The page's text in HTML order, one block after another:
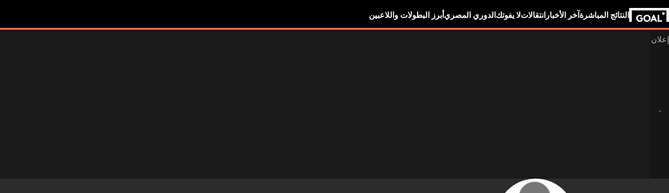
النتائج المباشرة آخر الأخبار انتقالاتلا يفوتك الدوري المصري أبرز البطولات واللاعبين